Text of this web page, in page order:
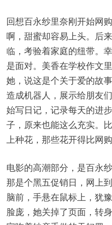
回想百永纱里奈刚开始网
啊，甜蜜却容易上头。后
临，考验着家庭的纽带。
是面对。美香在学校作文
她，说这是个关于爱的故
造成机器人，展示给朋友
始写日记，记录每天的进
子，原来也能这么充实。
上种花，那些花开得比网
电影的高潮部分，是百永
那是个黑五促销日，网上
脑前，手悬在鼠标上，犹
脸庞，她关掉了页面，转